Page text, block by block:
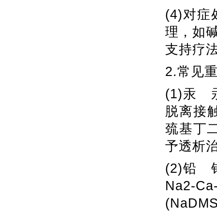
(4)对症
理，如
支持疗
2.常见
(1)汞
脱离接
巯基丁
予透析
(2)铅
Na2-